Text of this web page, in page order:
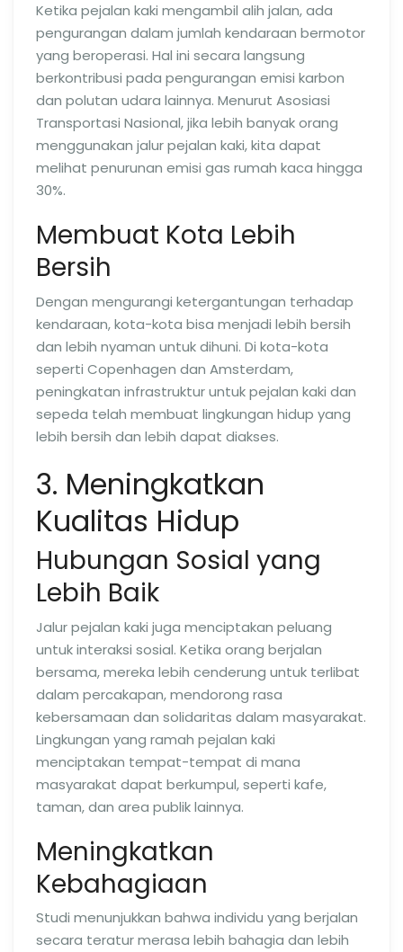
Ketika pejalan kaki mengambil alih jalan, ada
pengurangan dalam jumlah kendaraan bermotor
yang beroperasi. Hal ini secara langsung
berkontribusi pada pengurangan emisi karbon
dan polutan udara lainnya. Menurut Asosiasi
Transportasi Nasional, jika lebih banyak orang
menggunakan jalur pejalan kaki, kita dapat
melihat penurunan emisi gas rumah kaca hingga
30%.
Membuat Kota Lebih
Bersih
Dengan mengurangi ketergantungan terhadap
kendaraan, kota-kota bisa menjadi lebih bersih
dan lebih nyaman untuk dihuni. Di kota-kota
seperti Copenhagen dan Amsterdam,
peningkatan infrastruktur untuk pejalan kaki dan
sepeda telah membuat lingkungan hidup yang
lebih bersih dan lebih dapat diakses.
3. Meningkatkan
Kualitas Hidup
Hubungan Sosial yang
Lebih Baik
Jalur pejalan kaki juga menciptakan peluang
untuk interaksi sosial. Ketika orang berjalan
bersama, mereka lebih cenderung untuk terlibat
dalam percakapan, mendorong rasa
kebersamaan dan solidaritas dalam masyarakat.
Lingkungan yang ramah pejalan kaki
menciptakan tempat-tempat di mana
masyarakat dapat berkumpul, seperti kafe,
taman, dan area publik lainnya.
Meningkatkan
Kebahagiaan
Studi menunjukkan bahwa individu yang berjalan
secara teratur merasa lebih bahagia dan lebih